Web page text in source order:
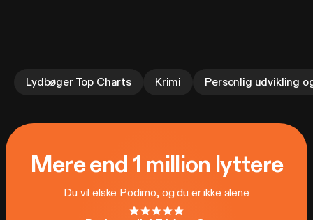
Lydbøger Top Charts Krimi Personlig udvikling
Mere end 1 million lyttere
Du vil elske Podimo, og du er ikke alene